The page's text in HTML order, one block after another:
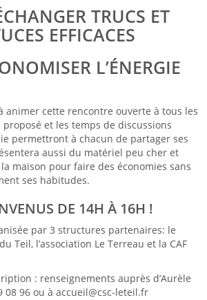
TRUCS ET
EFFICACES
L’ÉNERGIE
à animer cette rencontre ouverte à tous les
et les temps de discussions
permettront à chacun de partager ses
aussi du matériel peu cher et
maison pour faire des économies sans
ses habitudes.
DE 14H À 16H !
par 3 structures partenaires: le
Teil, l’association Le Terreau et la CAF
: renseignements auprès d’Aurèle
08 96 ou à accueil@csc-leteil.fr